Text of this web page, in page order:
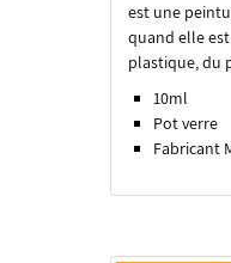
est une
quand elle
plastique, du
10ml
Pot verre
Fabricant